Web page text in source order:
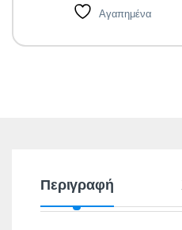
Αγαπημένα
Περιγραφή